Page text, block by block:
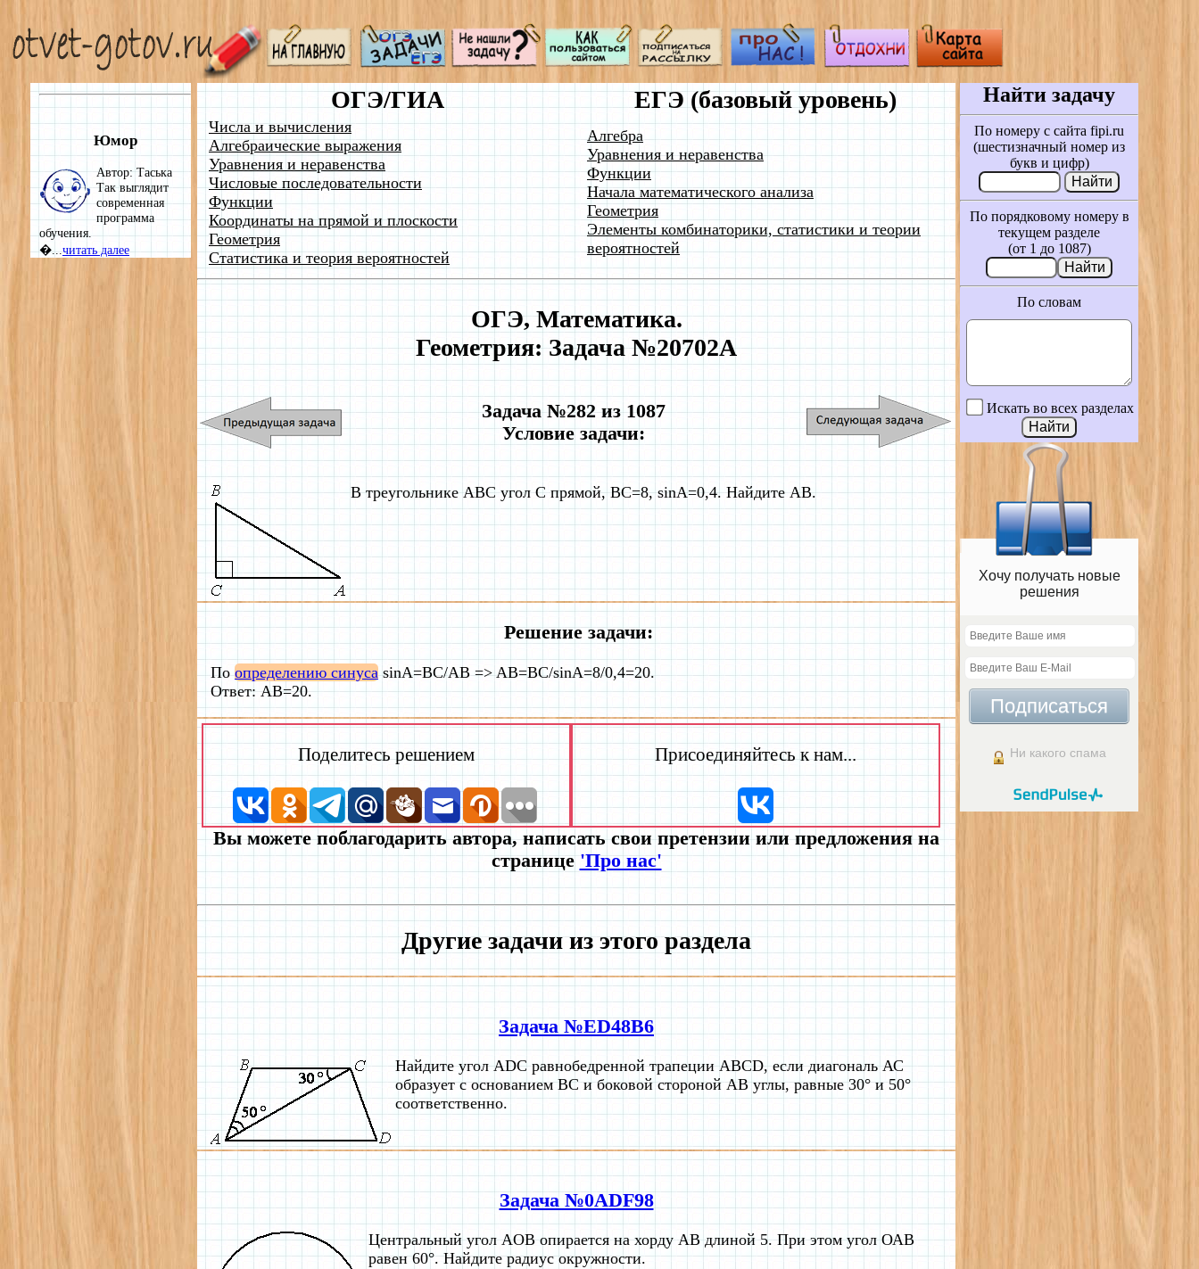
Юмор
Автор: Таська
Так выглядит
современная
программа
обучения.
�...читать далее
ОГЭ/ГИА ЕГЭ (базовый уровень)
Числа и вычисления
Алгебраические выражения
Уравнения и неравенства
Числовые последовательности
Функции
Координаты на прямой и плоскости
Геометрия
Статистика и теория вероятностей
Алгебра
Уравнения и неравенства
Функции
Начала математического анализа
Геометрия
Элементы комбинаторики, статистики и теории
вероятностей
ОГЭ, Математика.
Геометрия: Задача №20702A
Задача №282 из 1087
Условие задачи:
В треугольнике ABC угол C прямой, BC=8, sinA=0,4. Найдите AB.
Решение задачи:
Поопределению синусаsinA=BC/AB => AB=BC/sinA=8/0,4=20.
Ответ: AB=20.
Поделитесь решением Присоединяйтесь к нам...
Вы можете поблагодарить автора, написать свои претензии или предложения на
странице'Про нас'
Другие задачи из этого раздела
Задача №ED48B6
Найдите угол АDС равнобедренной трапеции ABCD, если диагональ АС
образует с основанием ВС и боковой стороной АВ углы, равные 30° и 50°
соответственно.
Задача №0ADF98
Центральный угол AOB опирается на хорду АВ длиной 5. При этом угол ОАВ
равен 60°. Найдите радиус окружности.
Найти задачу
По номеру с сайта fipi.ru
(шестизначный номер из
букв и цифр)
По порядковому номеру в
текущем разделе
(от 1 до 1087)
По словам
Искать во всех разделах
Хочу получать новые
решения
Подписаться
Ни какого спама